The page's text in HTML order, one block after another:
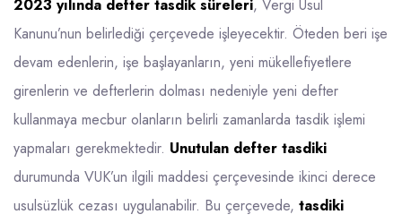
2023 yılında defter tasdik süreleri, Vergi Usul
Kanunu’nun belirlediği çerçevede işleyecektir. Öteden beri işe
devam edenlerin, işe başlayanların, yeni mükellefiyetlere
girenlerin ve defterlerin dolması nedeniyle yeni defter
kullanmaya mecbur olanların belirli zamanlarda tasdik işlemi
yapmaları gerekmektedir. Unutulan defter tasdiki
durumunda VUK’un ilgili maddesi çerçevesinde ikinci derece
usulsüzlük cezası uygulanabilir. Bu çerçevede, tasdiki